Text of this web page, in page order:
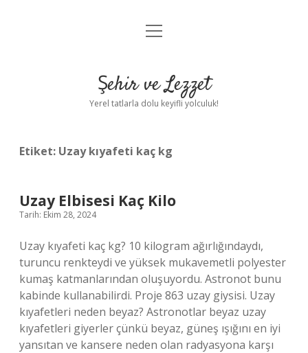
Anasayfa
Yasal Uyarı
menüyü
Şehir ve Lezzet
Yerel tatlarla dolu keyifli yolculuk!
Etiket: Uzay kıyafeti kaç kg
Uzay Elbisesi Kaç Kilo
Tarih: Ekim 28, 2024
Uzay kıyafeti kaç kg? 10 kilogram ağırlığındaydı,
turuncu renkteydi ve yüksek mukavemetli polyester
kumaş katmanlarından oluşuyordu. Astronot bunu
kabinde kullanabilirdi. Proje 863 uzay giysisi. Uzay
kıyafetleri neden beyaz? Astronotlar beyaz uzay
kıyafetleri giyerler çünkü beyaz, güneş ışığını en iyi
yansıtan ve kansere neden olan radyasyona karşı